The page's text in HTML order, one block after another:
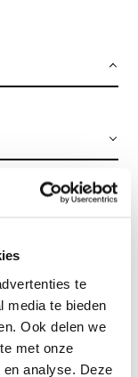
te
media te bieden
Ook delen we
met onze
analyse. Deze